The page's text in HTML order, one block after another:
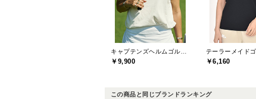
￥9,900 ￥6,160
この商品と同じブランドランキング